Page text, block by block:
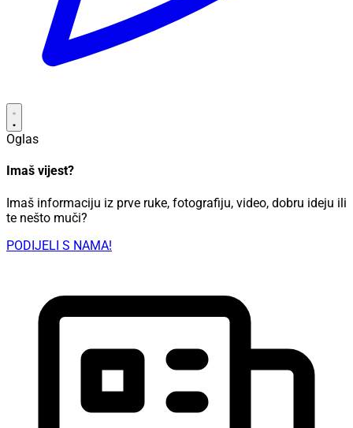
Oglas
Imaš vijest?
Imaš informaciju iz prve ruke, fotografiju, video, dobru ideju ili
te nešto muči?
PODIJELI S NAMA!